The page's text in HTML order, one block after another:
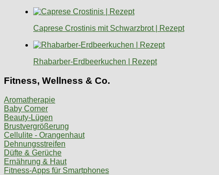
Caprese Crostinis mit Schwarzbrot | Rezept
Rhabarber-Erdbeerkuchen | Rezept
Fitness, Wellness & Co.
Aromatherapie
Baby Corner
Beauty-Lügen
Brustvergrößerung
Cellulite - Orangenhaut
Dehnungsstreifen
Düfte & Gerüche
Ernährung & Haut
Fitness-Apps für Smartphones